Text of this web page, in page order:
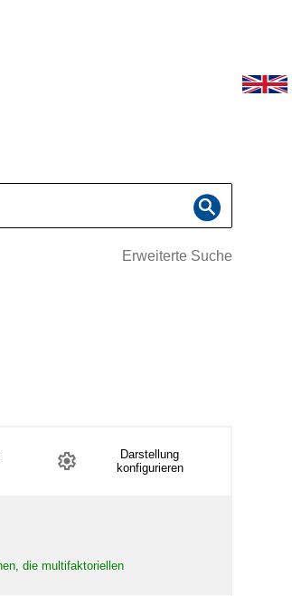
Erweiterte Suche
Darstellung
konfigurieren
die multifaktoriellen